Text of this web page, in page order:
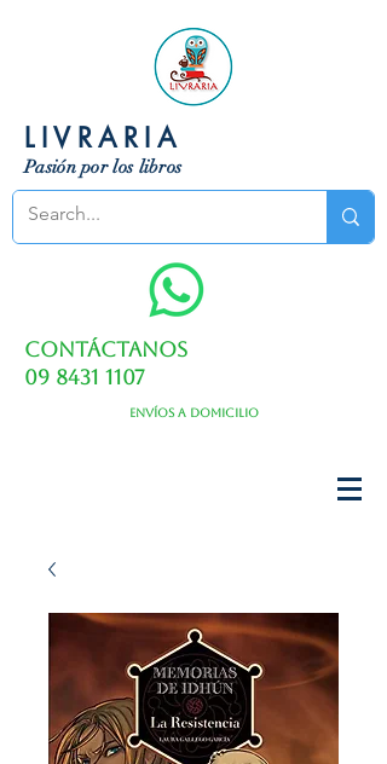
LIVRARIA
Pasión por los libros
Contáctanos
09 8431 1107
Envíos a domicilio